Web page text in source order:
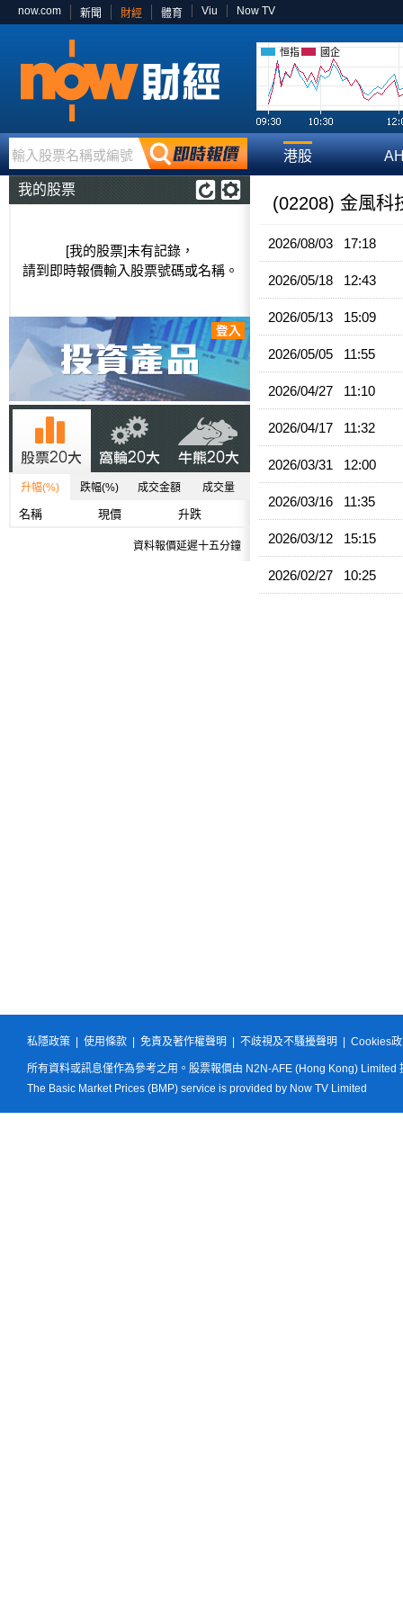
now.com 新聞 財經 體育 Viu Now TV
恒指 國企
輸入股票名稱或編號 港股
我的股票
[我的股票]未有記錄，
請到即時報價輸入股票號碼或名稱。
升幅(%) 跌幅(%) 成交金額 成交量
名稱 現價 升跌
資料報價延遲十五分鐘
(02208) 金風科
2026/08/03 17:18
2026/05/18 12:43
2026/05/13 15:09
2026/05/05 11:55
2026/04/27 11:10
2026/04/17 11:32
2026/03/31 12:00
2026/03/16 11:35
2026/03/12 15:15
2026/02/27 10:25
私隱政策 使用條款 免責及著作權聲明 不歧視及不騷擾聲明 Cookies
所有資料或訊息僅作為參考之用。股票報價由 N2N-AFE (Hong Kong) Limited
The Basic Market Prices (BMP) service is provided by Now TV Limited